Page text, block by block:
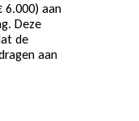
6.000) aan
Deze
de
aan